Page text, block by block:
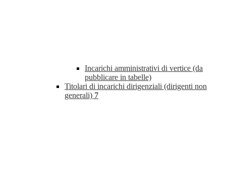
Incarichi amministrativi di vertice (da
pubblicare in tabelle)
Titolari di incarichi dirigenziali (dirigenti non
generali) 7